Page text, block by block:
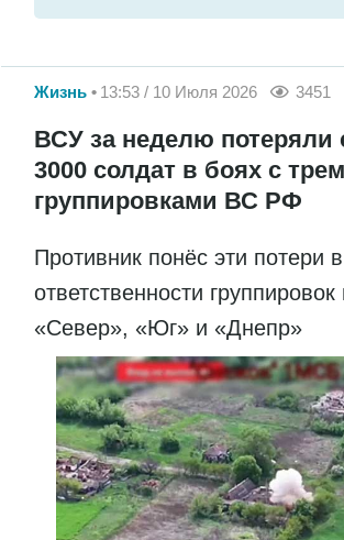
Жизнь 13:53 / 10 Июля 2026 3451
ВСУ за неделю
3000 солдат в боях с
группировками ВС РФ
Противник понёс эти потери
ответственности группировок
«Север», «Юг» и «Днепр»